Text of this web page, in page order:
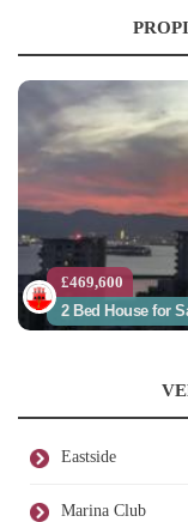
£469,600
2 Bed House for
Eastside
Marina Club